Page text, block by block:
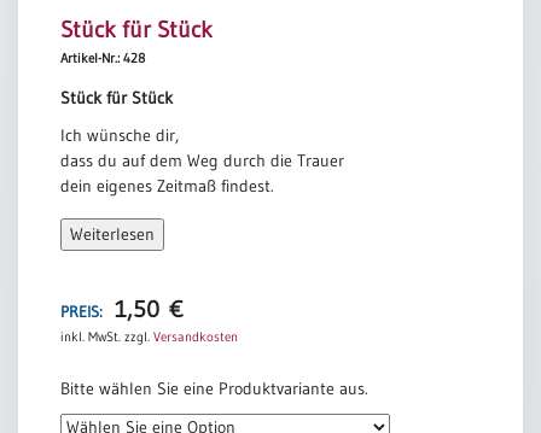
Stück für Stück
Artikel-Nr.: 428
Stück für Stück
Ich wünsche dir,
dass du auf dem Weg durch die Trauer
dein eigenes Zeitmaß findest.
Mag sein, dass du selbst ungeduldig bist,
weil dein Schritt immer noch schwer ist
Mag sein, dass manche dich antreiben wollen,
weil sie deine Tränen nicht mehr ertragen.
Er lässt sich nicht abkürzen
und nicht im Laufschritt bewältigen.
Weiterlesen
PREIS: 1,50 €
inkl. MwSt. zzgl. Versandkosten
Bitte wählen Sie eine Produktvariante aus.